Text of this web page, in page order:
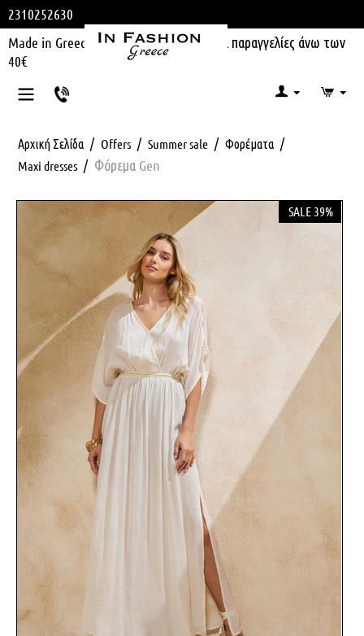
2310252630
Made in Greece | Δωρεάν μεταφορικά για παραγγελίες άνω των
40€
Αρχική Σελίδα / Offers / Summer sale / Φορέματα /
Maxi dresses / Φόρεμα Gen
SALE 39%